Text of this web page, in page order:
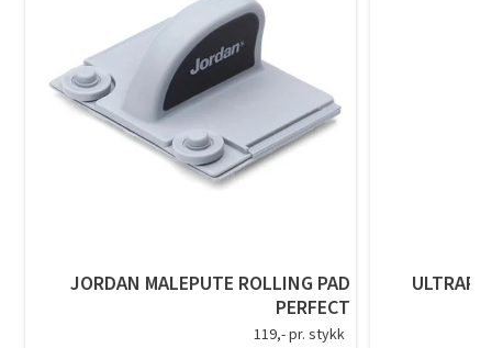
JORDAN MALEPUTE ROLLING PAD
PERFECT
119,- pr. stykk